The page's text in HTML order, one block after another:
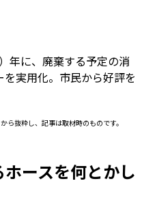
年に、廃棄する予定の消
実用化。市民から好評を
抜粋し、記事は取材時のものです。
ースを何とかし